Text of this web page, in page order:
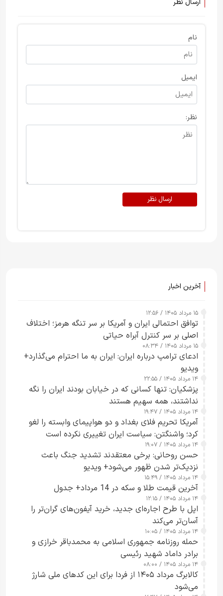
ارسال نظر
نام
ایمیل
نظر:
ارسال نظر
آخرین اخبار
۱۵ مرداد ۱۴۰۵ / ۱۲:۵۶
توافق احتمالی ایران و آمریکا بر سر تنگه هرمز؛ اختلاف
اصلی بر سر کنترل آبراه حیاتی
۱۵ مرداد ۱۴۰۵ / ۰۸:۳۴
ادعای ترامپ درباره ایران: ایران به ما احترام می‌گذارد+
ویدیو
۱۴ مرداد ۱۴۰۵ / ۲۲:۵۵
پزشکیان: تنها کسانی که در خیابان بودند ایران را نگه
نداشتند، همه سهیم هستند
۱۴ مرداد ۱۴۰۵ / ۱۹:۴۷
آمریکا تحریم فلای بغداد و دو هواپیمای وابسته را لغو
کرد؛ واشنگتن: سیاست ایران تغییری نکرده است
۱۴ مرداد ۱۴۰۵ / ۱۹:۰۷
حسن روحانی: برخی معتقدند تشدید جنگ باعث
نزدیک‌تر شدن ظهور می‌شود+ ویدیو
۱۴ مرداد ۱۴۰۵ / ۱۵:۴۹
آخرین قیمت طلا و سکه در 14 مرداد+ جدول
۱۴ مرداد ۱۴۰۵ / ۱۲:۱۵
اپل با طرح اجاره‌ای جدید، خرید آیفون‌های گران‌تر را
آسان‌تر می‌کند
۱۴ مرداد ۱۴۰۵ / ۱۰:۰۵
حمله روزنامه جمهوری اسلامی به محمدباقر خرازی و
برادر داماد شهید رئیسی
۱۴ مرداد ۱۴۰۵ / ۰۸:۰۰
کالابرگ مرداد ۱۴۰۵ از فردا برای این کدهای ملی شارژ
می‌شود